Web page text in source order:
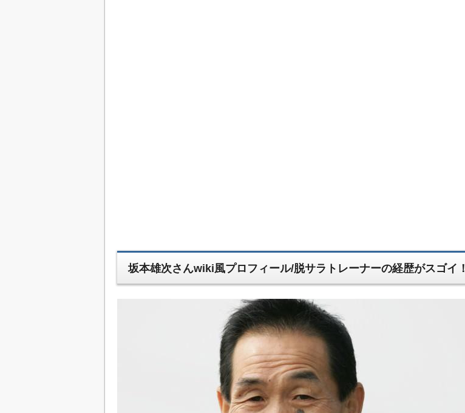
坂本雄次さんwiki風プロフィール/脱サラトレーナーの経歴がスゴイ！